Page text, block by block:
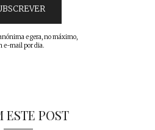
e gera, no máximo,
e-mail por dia.
ESTE POST